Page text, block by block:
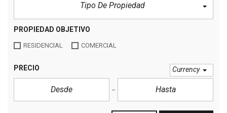
Tipo De Propiedad
PROPIEDAD OBJETIVO
RESIDENCIAL COMERCIAL
PRECIO Currency